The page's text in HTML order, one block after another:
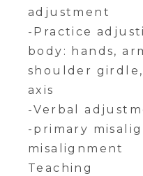
adjustment
-Practice
body: hands,
shoulder
axis
-Verbal
-primary
misalignment
Teaching